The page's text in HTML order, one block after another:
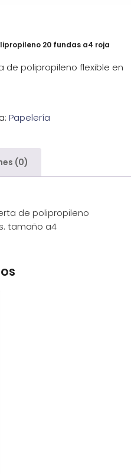
20 fundas a4 roja
de polipropileno flexible en
Papelería
(0)
de polipropileno
tamaño a4